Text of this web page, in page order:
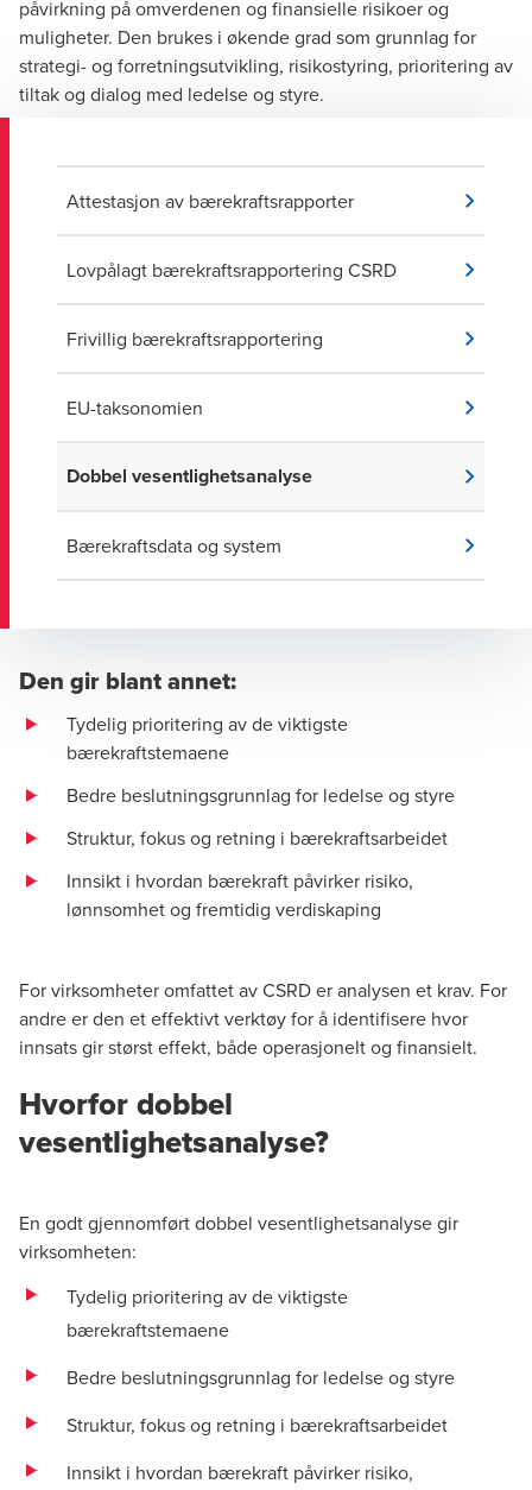
påvirkning på omverdenen og finansielle risikoer og
muligheter. Den brukes i økende grad som grunnlag for
strategi- og forretningsutvikling, risikostyring, prioritering av
tiltak og dialog med ledelse og styre.
Attestasjon av bærekraftsrapporter
Lovpålagt bærekraftsrapportering CSRD
Frivillig bærekraftsrapportering
EU-taksonomien
Dobbel vesentlighetsanalyse
Bærekraftsdata og system
Den gir blant annet:
Tydelig prioritering av de viktigste
bærekraftstemaene
Bedre beslutningsgrunnlag for ledelse og styre
Struktur, fokus og retning i bærekraftsarbeidet
Innsikt i hvordan bærekraft påvirker risiko,
lønnsomhet og fremtidig verdiskaping
For virksomheter omfattet av CSRD er analysen et krav. For
andre er den et effektivt verktøy for å identifisere hvor
innsats gir størst effekt, både operasjonelt og finansielt.
Hvorfor dobbel
vesentlighetsanalyse?
En godt gjennomført dobbel vesentlighetsanalyse gir
virksomheten:
Tydelig prioritering av de viktigste
bærekraftstemaene
Bedre beslutningsgrunnlag for ledelse og styre
Struktur, fokus og retning i bærekraftsarbeidet
Innsikt i hvordan bærekraft påvirker risiko,